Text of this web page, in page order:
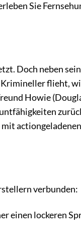
Sie
Doch neben
Krimineller flieht,
Howie
mit
verbunden:
einen lockeren